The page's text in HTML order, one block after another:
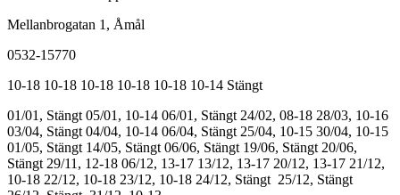
Mellanbrogatan 1, Åmål
0532-15770
10-18 10-18 10-18 10-18 10-18 10-14 Stängt
01/01, Stängt 05/01, 10-14 06/01, Stängt 24/02, 08-18 28/03, 10-16
03/04, Stängt 04/04, 10-14 06/04, Stängt 25/04, 10-15 30/04, 10-15
01/05, Stängt 14/05, Stängt 06/06, Stängt 19/06, Stängt 20/06,
Stängt 29/11, 12-18 06/12, 13-17 13/12, 13-17 20/12, 13-17 21/12,
10-18 22/12, 10-18 23/12, 10-18 24/12, Stängt 25/12, Stängt